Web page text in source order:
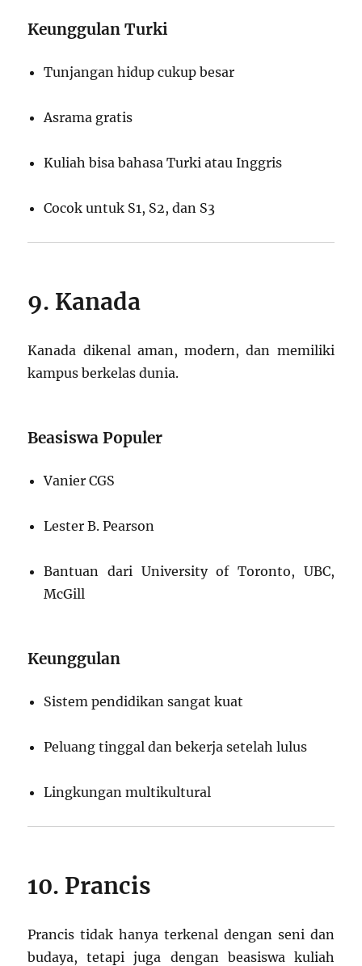
Keunggulan Turki
Tunjangan hidup cukup besar
Asrama gratis
Kuliah bisa bahasa Turki atau Inggris
Cocok untuk S1, S2, dan S3
9. Kanada
Kanada dikenal aman, modern, dan memiliki
kampus berkelas dunia.
Beasiswa Populer
Vanier CGS
Lester B. Pearson
Bantuan dari University of Toronto, UBC,
McGill
Keunggulan
Sistem pendidikan sangat kuat
Peluang tinggal dan bekerja setelah lulus
Lingkungan multikultural
10. Prancis
Prancis tidak hanya terkenal dengan seni dan
budaya, tetapi juga dengan beasiswa kuliah